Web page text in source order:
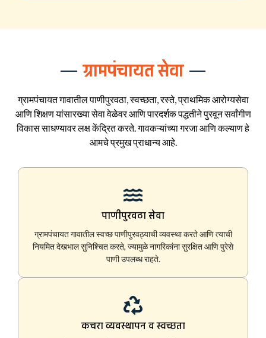
ग्रामपंचायत सेवा
ग्रामपंचायत गावातील पाणीपुरवठा, स्वच्छता, रस्ते, प्राथमिक आरोग्यसेवा
आणि शिक्षण यांसारख्या सेवा वेळेवर आणि पारदर्शक पद्धतीने पुरवून सर्वांगीण
विकास साधण्यावर लक्ष केंद्रित करते. गावकऱ्यांच्या गरजा आणि कल्याण हे
आमचे प्रमुख प्राधान्य आहे.
पाणीपुरवठा सेवा
ग्रामपंचायत गावातील स्वच्छ पाणीपुरवठ्याची व्यवस्था करते आणि त्याची
नियमित देखभाल सुनिश्चित करते, ज्यामुळे नागरिकांना सुरक्षित आणि पुरेसे
पाणी उपलब्ध राहते.
कचरा व्यवस्थापन व स्वच्छता